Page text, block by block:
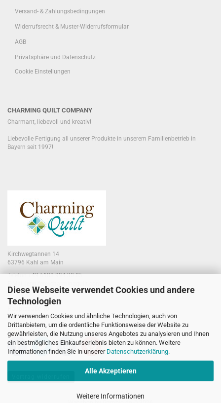
Diese Webseite verwendet Cookies und andere
Technologien
Wir verwenden Cookies und ähnliche Technologien, auch von
Drittanbietern, um die ordentliche Funktionsweise der Website zu
gewährleisten, die Nutzung unseres Angebotes zu analysieren und Ihnen
ein bestmögliches Einkaufserlebnis bieten zu können. Weitere
Informationen finden Sie in unserer Datenschutzerklärung.
Alle Akzeptieren
Weitere Informationen
Versand- & Zahlungsbedingungen
Widerrufsrecht & Muster-Widerrufsformular
AGB
Privatsphäre und Datenschutz
Cookie Einstellungen
CHARMING QUILT COMPANY
Charmant, liebevoll und kreativ!
Liebevolle Fertigung all unserer Produkte in unserem Familienbetrieb in
Bayern seit 1997!
Kirchwegtannen 14
63796 Kahl am Main
Telefon +49 6188 994 30 85
Laden:
63796 Kahl am Main